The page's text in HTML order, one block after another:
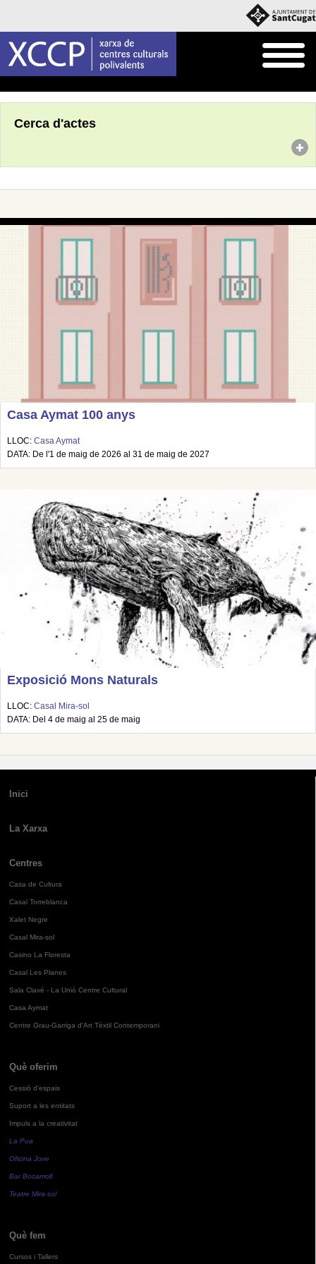
Cerca d'actes
Casa Aymat 100 anys
LLOC: Casa Aymat
DATA: De l'1 de maig de 2026 al 31 de maig de 2027
Exposició Mons Naturals
LLOC: Casal Mira-sol
DATA: Del 4 de maig al 25 de maig
Inici
La Xarxa
Centres
Casa de Cultura
Casal Torreblanca
Xalet Negre
Casal Mira-sol
Casino La Floresta
Casal Les Planes
Sala Clavé - La Unió Centre Cultural
Casa Aymat
Centre Grau-Garriga d'Art Tèxtil Contemporani
Què oferim
Cessió d'espais
Suport a les entitats
Impuls a la creativitat
La Pua
Oficina Jove
Bar Bocamoll
Teatre Mira-sol
Què fem
Cursos i Tallers